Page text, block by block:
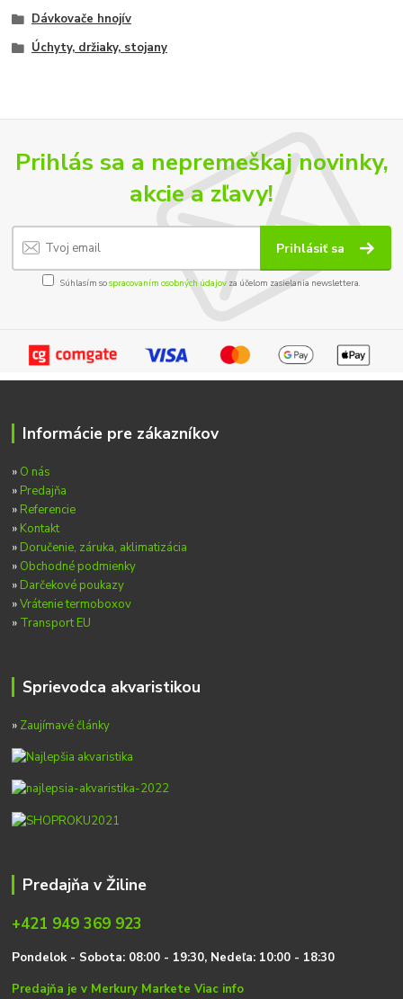
Dávkovače hnojív
Úchyty, držiaky, stojany
Prihlás sa a nepremeškaj novinky,
akcie a zľavy!
Prihlásiť sa
Súhlasím sospracovaním osobných údajov za účelom zasielania newslettera.
Informácie pre zákazníkov
» O nás
» Predajňa
» Referencie
» Kontakt
» Doručenie, záruka, aklimatizácia
» Obchodné podmienky
» Darčekové poukazy
»Vrátenie termoboxov
» Transport EU
Sprievodca akvaristikou
» Zaujímavé články
Predajňa v Žiline
+421 949 369 923
Pondelok - Sobota: 08:00 - 19:30, Nedeľa: 10:00 - 18:30
Predajňa je v Merkury MarketeViac info